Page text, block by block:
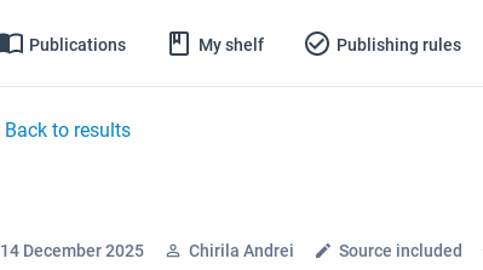
Publications My shelf Publishing rules
Back to results
14 December 2025 Chirila Andrei Source included